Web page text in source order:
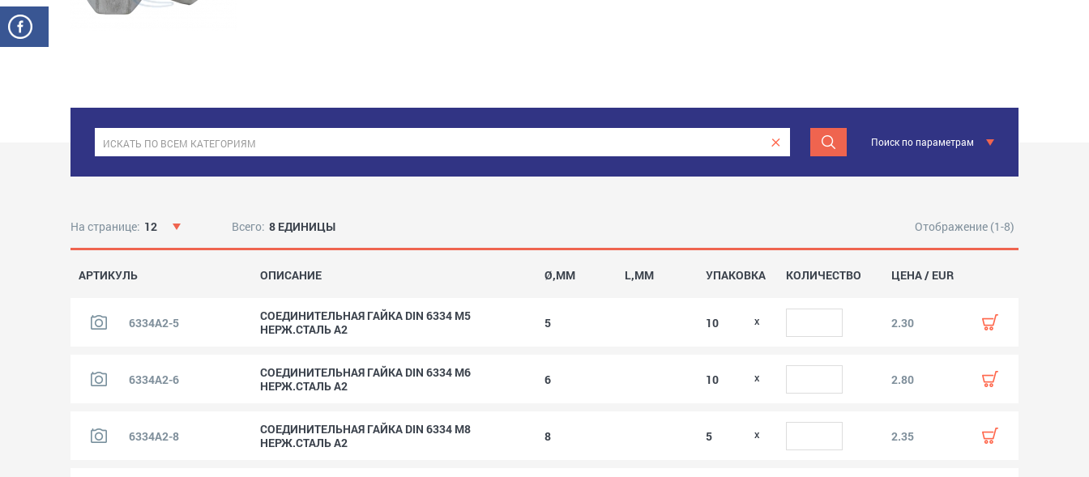
Поиск по параметрам
На странице: 12 Всего: 8 ЕДИНИЦЫ Отображение (1-8)
АРТИКУЛЬ ОПИСАНИЕ Ø,MM L,MM УПАКОВКА КОЛИЧЕСТВО ЦЕНА / EUR
6334A2-5
СОЕДИНИТЕЛЬНАЯ ГАЙКА DIN 6334 M5
НЕРЖ.СТАЛЬ A2
5 10 2.30
6334A2-6
СОЕДИНИТЕЛЬНАЯ ГАЙКА DIN 6334 M6
НЕРЖ.СТАЛЬ A2
6 10 2.80
6334A2-8
СОЕДИНИТЕЛЬНАЯ ГАЙКА DIN 6334 M8
НЕРЖ.СТАЛЬ A2
8 5 2.35